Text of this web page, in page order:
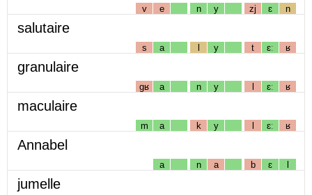
v e n y zj ɛ n
salutaire
s a l y t ɛː ʁ
granulaire
gʁ a n y l ɛː ʁ
maculaire
m a k y l ɛː ʁ
Annabel
a n a b ɛ l
jumelle